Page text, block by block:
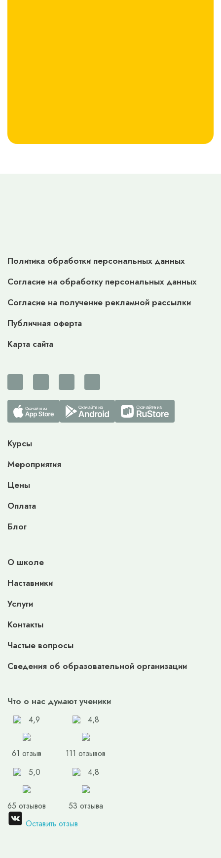
Политика обработки персональных данных
Согласие на обработку персональных данных
Согласие на получение рекламной рассылки
Публичная оферта
Карта сайта
Курсы
Мероприятия
Цены
Оплата
Блог
О школе
Наставники
Услуги
Контакты
Частые вопросы
Сведения об образовательной организации
Что о нас думают ученики
4,9
61 отзыв
4,8
111 отзывов
5,0
65 отзывов
4,8
53 отзыва
Оставить отзыв